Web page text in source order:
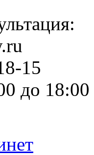
15
до 18:00